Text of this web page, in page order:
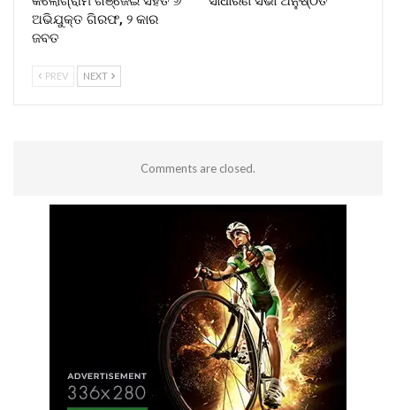
ଅଭିଯୁକ୍ତ ଗିରଫ, ୨ କାର
ଜବତ
PREV NEXT
Comments are closed.